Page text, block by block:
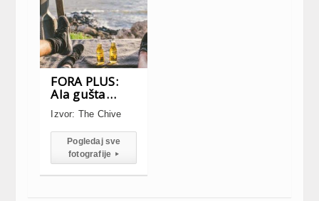
FORA PLUS:
Ala gušta…
Izvor: The Chive
Pogledaj sve
fotografije▸